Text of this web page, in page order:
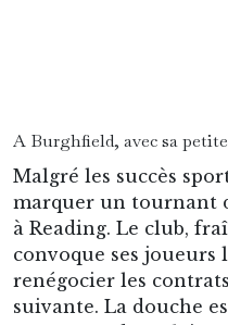
les joueurs
colère.
« Le club nous
milieu Eamon
nous avait promis. »
la chose
trahi, il dépose une
immédiate, expliquant
les dirigeants de